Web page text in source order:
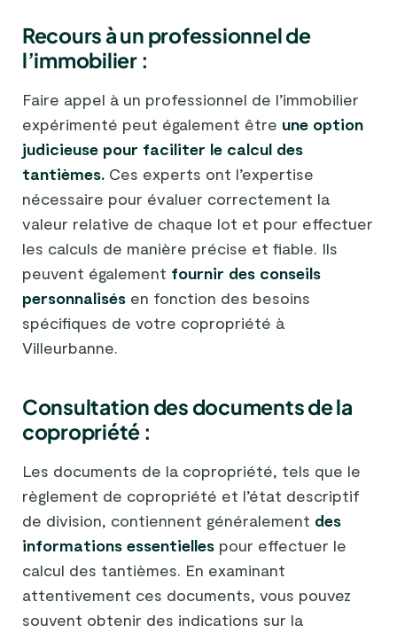
Recours à un professionnel de
l’immobilier :
Faire appel à un professionnel de l’immobilier
expérimenté peut également être une option
judicieuse pour faciliter le calcul des
tantièmes. Ces experts ont l’expertise
nécessaire pour évaluer correctement la
valeur relative de chaque lot et pour effectuer
les calculs de manière précise et fiable. Ils
peuvent également fournir des conseils
personnalisés en fonction des besoins
spécifiques de votre copropriété à
Villeurbanne.
Consultation des documents de la
copropriété :
Les documents de la copropriété, tels que le
règlement de copropriété et l’état descriptif
de division, contiennent généralement des
informations essentielles pour effectuer le
calcul des tantièmes. En examinant
attentivement ces documents, vous pouvez
souvent obtenir des indications sur la